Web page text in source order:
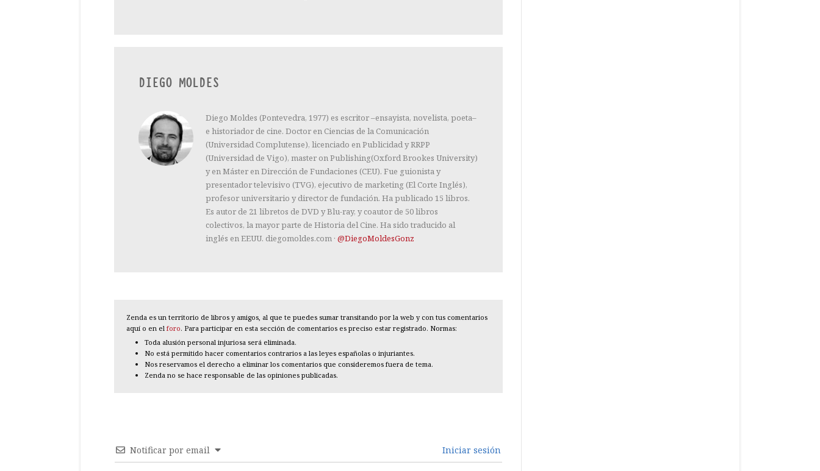
DIEGO MOLDES
Diego Moldes (Pontevedra, 1977) es escritor –ensayista, novelista, poeta–
e historiador de cine. Doctor en Ciencias de la Comunicación
(Universidad Complutense), licenciado en Publicidad y RRPP
(Universidad de Vigo), master on Publishing(Oxford Brookes University)
y en Máster en Dirección de Fundaciones (CEU). Fue guionista y
presentador televisivo (TVG), ejecutivo de marketing (El Corte Inglés),
profesor universitario y director de fundación. Ha publicado 15 libros.
Es autor de 21 libretos de DVD y Blu-ray, y coautor de 50 libros
colectivos, la mayor parte de Historia del Cine. Ha sido traducido al
inglés en EEUU. diegomoldes.com · @DiegoMoldesGonz
Zenda es un territorio de libros y amigos, al que te puedes sumar transitando por la web y con tus comentarios
aquí o en el foro. Para participar en esta sección de comentarios es preciso estar registrado. Normas:
Toda alusión personal injuriosa será eliminada.
No está permitido hacer comentarios contrarios a las leyes españolas o injuriantes.
Nos reservamos el derecho a eliminar los comentarios que consideremos fuera de tema.
Zenda no se hace responsable de las opiniones publicadas.
Notificar por email Iniciar sesión